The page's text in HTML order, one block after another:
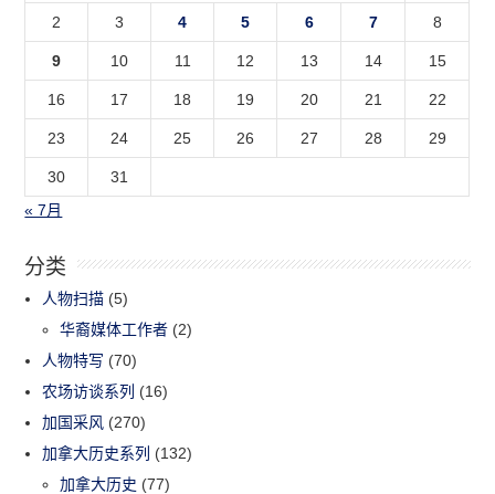
2 3 4 5 6 7 8
9 10 11 12 13 14 15
16 17 18 19 20 21 22
23 24 25 26 27 28 29
30
31
« 7月
分类
人物扫描 (5)
华裔媒体工作者 (2)
人物特写 (70)
农场访谈系列 (16)
加国采风 (270)
加拿大历史系列 (132)
加拿大历史 (77)